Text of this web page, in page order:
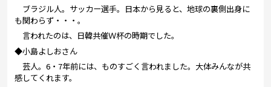
ブラジル人。サッカー選手。日本から見ると、地球の裏側出身に
も関わらず・・・。
言われたのは、日韓共催Ｗ杯の時期でした。
◆小島よしおさん
芸人。6・7年前には、ものすごく言われました。大体みんなが共
感してくれます。